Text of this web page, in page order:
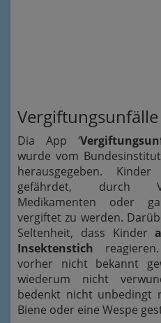
Dia App ‘
wurde vom
herausgegeben.
gefährdet, durch
Medikamenten oder
vergiftet zu werden.
Seltenheit, dass Kinder
Insektenstich
vorher nicht bekannt
wiederum nicht
bedenkt nicht unbedingt
Biene oder eine Wespe